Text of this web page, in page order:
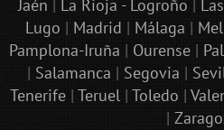
Jaén | La Rioja - Logroño |
Lugo | Madrid | Málaga |
Pamplona-Iruña | Ourense |
| Salamanca | Segovia |
Tenerife| Teruel| Toledo |
|